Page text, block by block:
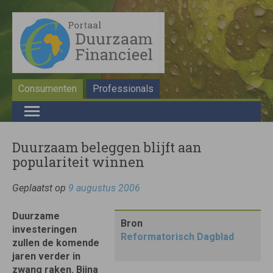
Consumenten Professionals
Duurzaam beleggen blijft aan
populariteit winnen
Geplaatst op 9 augustus 2006
Bron
Reformatorisch Dagblad
Duurzame
investeringen
zullen de komende
jaren verder in
zwang raken. Bijna